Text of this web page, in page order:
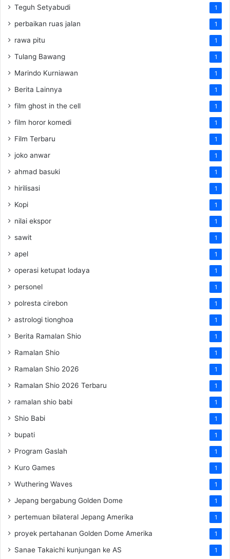
Teguh Setyabudi 1
perbaikan ruas jalan 1
rawa pitu 1
Tulang Bawang 1
Marindo Kurniawan 1
Berita Lainnya 1
film ghost in the cell 1
film horor komedi 1
Film Terbaru 1
joko anwar 1
ahmad basuki 1
hirilisasi 1
Kopi 1
nilai ekspor 1
sawit 1
apel 1
operasi ketupat lodaya 1
personel 1
polresta cirebon 1
astrologi tionghoa 1
Berita Ramalan Shio 1
Ramalan Shio 1
Ramalan Shio 2026 1
Ramalan Shio 2026 Terbaru 1
ramalan shio babi 1
Shio Babi 1
bupati 1
Program Gaslah 1
Kuro Games 1
Wuthering Waves 1
Jepang bergabung Golden Dome 1
pertemuan bilateral Jepang Amerika 1
proyek pertahanan Golden Dome Amerika 1
Sanae Takaichi kunjungan ke AS 1